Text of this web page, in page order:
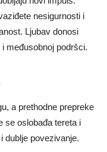
nesigurnosti i
Ljubav donosi
međusobnoj podršci.
a prethodne prepreke
se oslobađa tereta i
dublje povezivanje.